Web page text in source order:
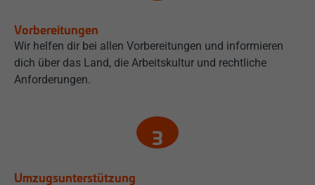
Vorbereitungen
Wir helfen dir bei allen Vorbereitungen und informieren
dich über das Land, die Arbeitskultur und rechtliche
Anforderungen.
Umzugsunterstützung